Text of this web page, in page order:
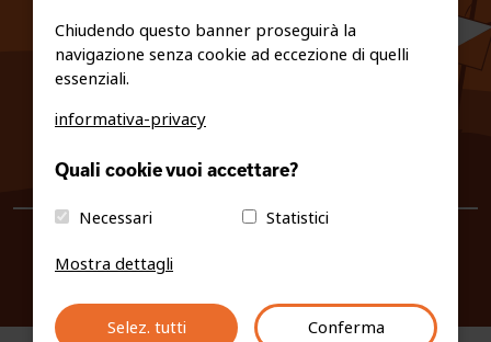
info@fiso.it|fiso@pec-mail.eu
Chiudendo questo banner proseguirà la
navigazione senza cookie ad eccezione di quelli
essenziali.
informativa-privacy
Quali cookie vuoi accettare?
Necessari
Statistici
Mostra dettagli
Selez. tutti Conferma